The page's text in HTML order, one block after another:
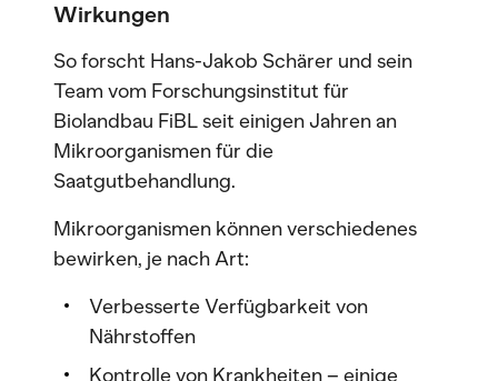
Wirkungen
So forscht Hans-Jakob Schärer und sein
Team vom Forschungsinstitut für
Biolandbau FiBL seit einigen Jahren an
Mikroorganismen für die
Saatgutbehandlung.
Mikroorganismen können verschiedenes
bewirken, je nach Art:
Verbesserte Verfügbarkeit von
Nährstoffen
Kontrolle von Krankheiten – einige